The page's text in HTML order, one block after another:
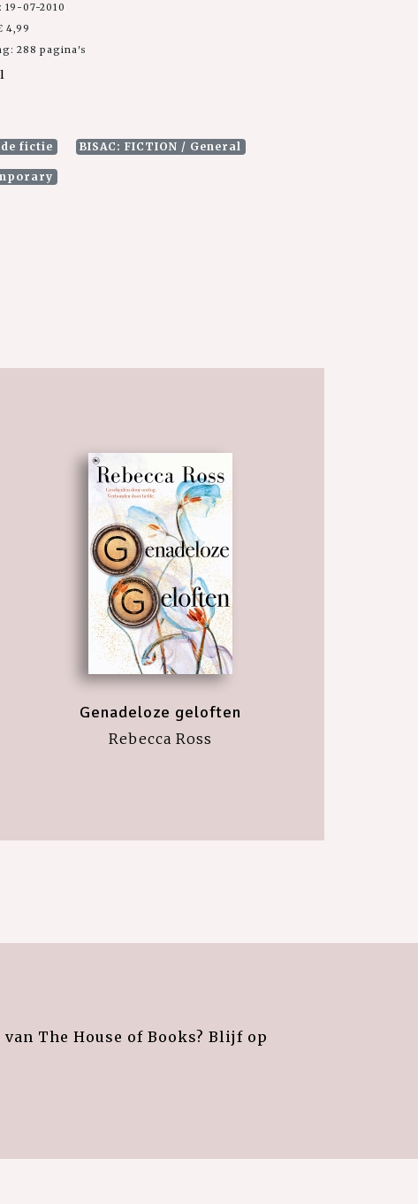
19-07-2010
4,99
288 pagina's
fictie BISAC: FICTION / General
Genadeloze geloften
Rebecca Ross
The House of Books? Blijf op